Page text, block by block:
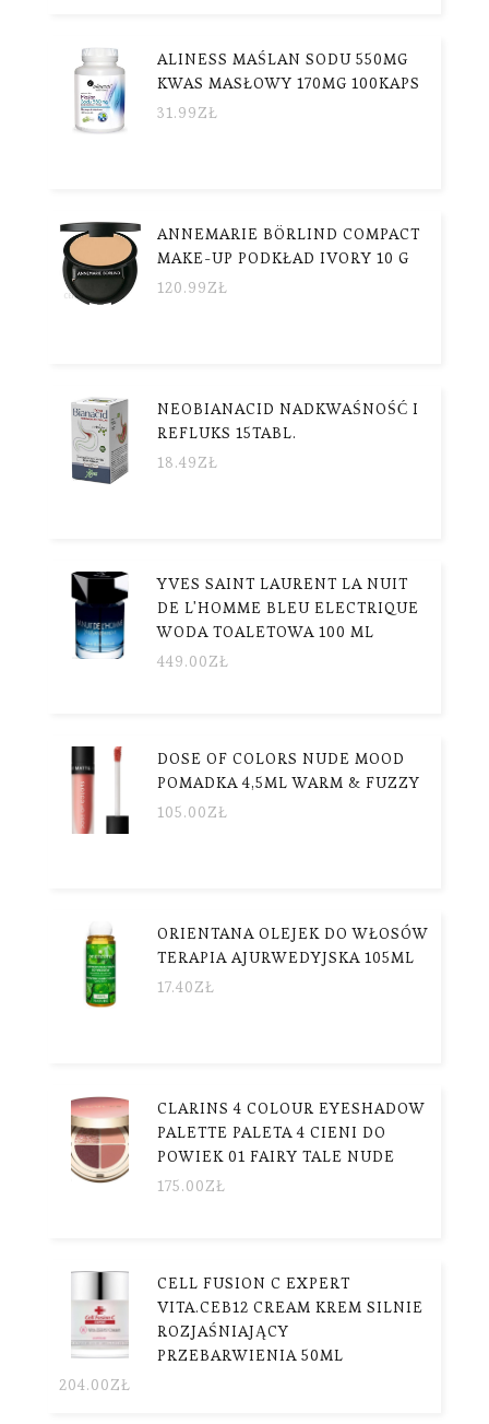
ALINESS MAŚLAN SODU 550MG
KWAS MASŁOWY 170MG 100KAPS
31.99ZŁ
ANNEMARIE BÖRLIND COMPACT
MAKE-UP PODKŁAD IVORY 10 G
120.99ZŁ
NEOBIANACID NADKWAŚNOŚĆ I
REFLUKS 15TABL.
18.49ZŁ
YVES SAINT LAURENT LA NUIT
DE L'HOMME BLEU ELECTRIQUE
WODA TOALETOWA 100 ML
449.00ZŁ
DOSE OF COLORS NUDE MOOD
POMADKA 4,5ML WARM & FUZZY
105.00ZŁ
ORIENTANA OLEJEK DO WŁOSÓW
TERAPIA AJURWEDYJSKA 105ML
17.40ZŁ
CLARINS 4 COLOUR EYESHADOW
PALETTE PALETA 4 CIENI DO
POWIEK 01 FAIRY TALE NUDE
175.00ZŁ
CELL FUSION C EXPERT
VITA.CEB12 CREAM KREM SILNIE
ROZJAŚNIAJĄCY
PRZEBARWIENIA 50ML
204.00ZŁ